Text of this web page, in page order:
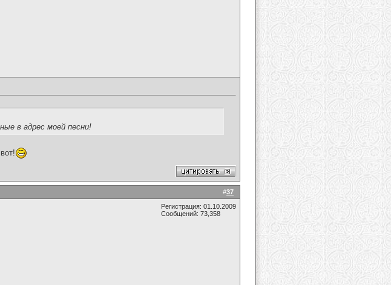
в адрес моей песни!
#37
Регистрация: 01.10.2009
Сообщений: 73,358